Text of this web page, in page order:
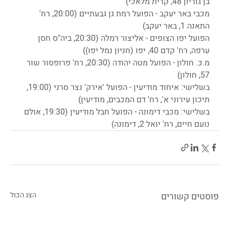
מכבי באר יעקב - הפועל רמת גן גבעתיים (20:00, רח'
התאנה 1, באר יעקב)
הפועל יפו הצופים - אליצור רמלה (20:30, ביה"ס חסן
ערפה, רח' קדם 40, יפו (חניון נמל יפו))
מ.כ. חולון - הפועל מטה יהודה (20:30, רח' פרופסור שור
57, חולון)
בשלישי: איחוד מודיעין - הפועל 'אירק' נצר סרני (19:00,
תיכון עירוני א', רח' דם המכבים, מודיעין)
בשלישי: מכבי דימונה - הפועל חבל מודיעין (19:30, אולם
נועם חיים, רח' יואל 2, דימונה)
פוסטים קשורים הצג הכול